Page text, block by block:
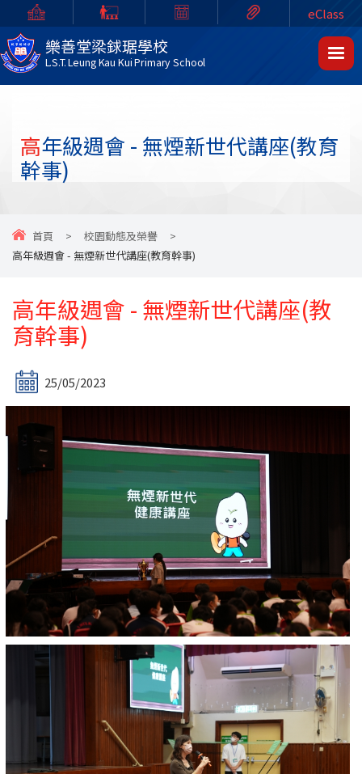
樂善堂梁銶琚學校
L.S.T. Leung Kau Kui Primary School
eClass
高年級週會 - 無煙新世代講座(教育
幹事)
首頁 > 校園動態及榮譽
>
高年級週會 - 無煙新世代講座(教育幹事)
高年級週會 - 無煙新世代講座(教
育幹事)
25/05/2023